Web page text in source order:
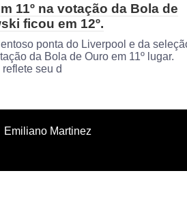
11º na votação da Bola de
ficou em 12º.
ponta do Liverpool e da
da Bola de Ouro em 11º lugar.
seu d
Emiliano Martinez